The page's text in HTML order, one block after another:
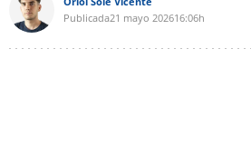
Publicada21 mayo 202616:06h